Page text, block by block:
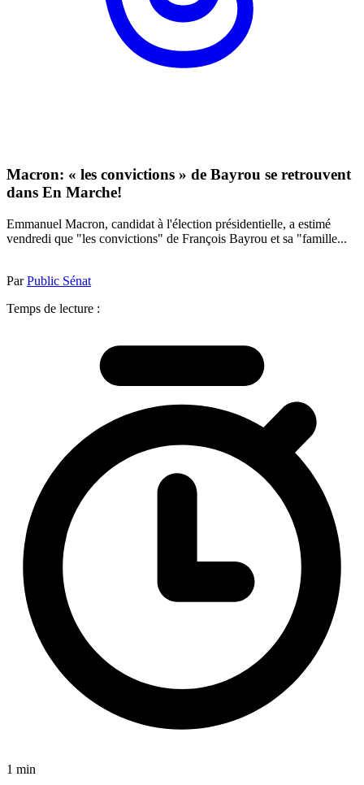
Macron: « les convictions » de Bayrou se retrouvent
dans En Marche!
Emmanuel Macron, candidat à l'élection présidentielle, a estimé
vendredi que "les convictions" de François Bayrou et sa "famille...
ParPublic Sénat
Temps de lecture :
1 min